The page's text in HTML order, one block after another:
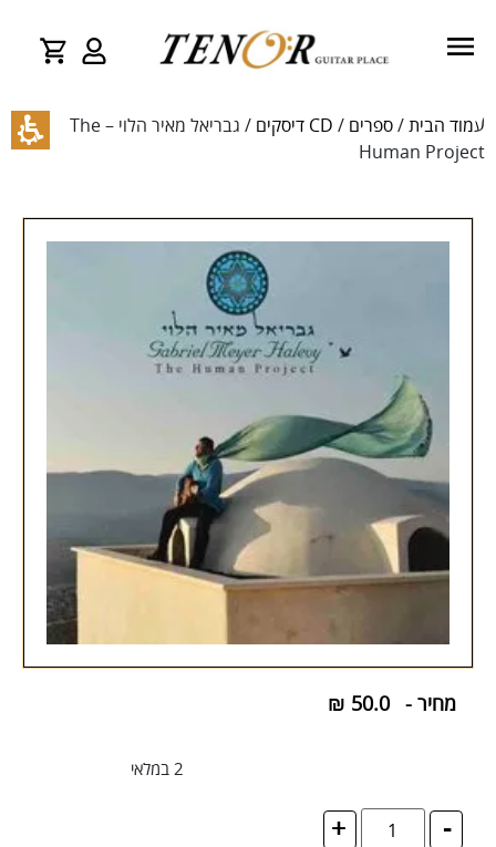
עמוד הבית / ספרים / CD דיסקים
/ גבריאל מאיר הלוי – The
Human Project
מחיר - ₪ 50.0
2 במלאי
-
+